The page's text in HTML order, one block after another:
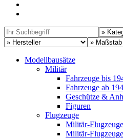
Modellbausätze
Militär
Fahrzeuge bis
Fahrzeuge ab
Geschütze &
Figuren
Flugzeuge
Militär-
Militär-